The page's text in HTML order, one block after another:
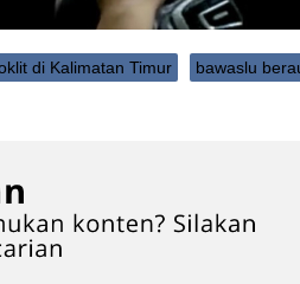
di Kalimatan Timur bawaslu